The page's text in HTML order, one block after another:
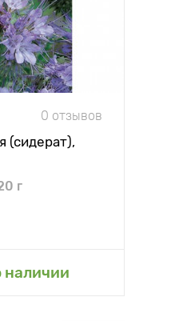
0 отзывов
(сидерат),
г
наличии